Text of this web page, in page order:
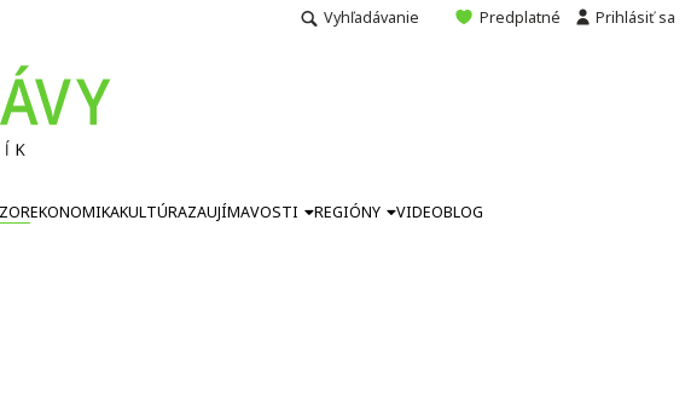
Vyhľadávanie Predplatné Prihlásiť sa
EKONOMIKAKULTÚRAZAUJÍMAVOSTI REGIÓNY VIDEOBLOG